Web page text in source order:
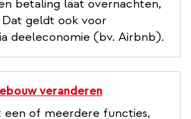
betaling laat overnachten,
geldt ook voor
deeleconomie (bv. Airbnb).
veranderen
een of meerdere functies,